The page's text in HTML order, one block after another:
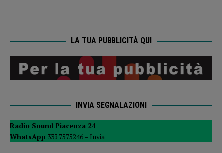
LA TUA PUBBLICITÀ QUI
INVIA SEGNALAZIONI
Radio Sound Piacenza 24
WhatsApp 333 7575246 – Invia